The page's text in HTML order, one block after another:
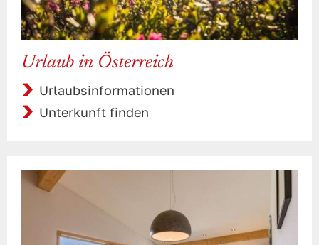
Urlaub in Österreich
Urlaubsinformationen
Unterkunft finden